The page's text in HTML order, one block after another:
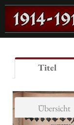
Titel
Übersicht